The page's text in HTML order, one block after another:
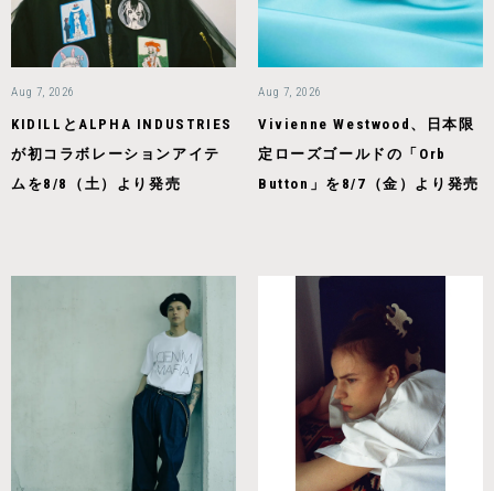
Aug 7, 2026
KIDILLとALPHA INDUSTRIES
が初コラボレーションアイテ
ムを8/8（土）より発売
Aug 7, 2026
Vivienne Westwood、日本限
定ローズゴールドの「Orb
Button」を8/7（金）より発売